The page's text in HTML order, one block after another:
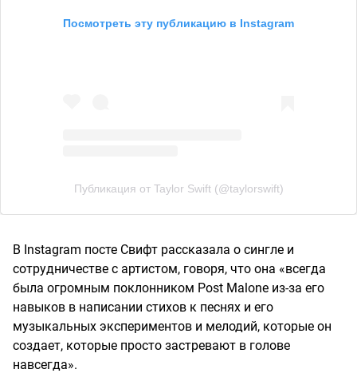
Посмотреть эту публикацию в Instagram
Публикация от Taylor Swift (@taylorswift)
В Instagram посте Свифт рассказала о сингле и
сотрудничестве с артистом, говоря, что она «всегда
была огромным поклонником Post Malone из-за его
навыков в написании стихов к песнях и его
музыкальных экспериментов и мелодий, которые он
создает, которые просто застревают в голове
навсегда».